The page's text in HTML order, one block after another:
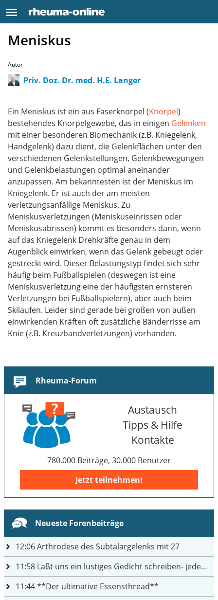
Meniskus
Autor
Priv. Doz. Dr. med. H.E. Langer
Ein Meniskus ist ein aus Faserknorpel (Knorpel)
bestehendes Knorpelgewebe, das in einigen Gelenken
mit einer besonderen Biomechanik (z.B. Kniegelenk,
Handgelenk) dazu dient, die Gelenkflächen unter den
verschiedenen Gelenkstellungen, Gelenkbewegungen
und Gelenkbelastungen optimal aneinander
anzupassen. Am bekanntesten ist der Meniskus im
Kniegelenk. Er ist auch der am meisten
verletzungsanfällige Meniskus. Zu
Meniskusverletzungen (Meniskuseinrissen oder
Meniskusabrissen) kommt es besonders dann, wenn
auf das Kniegelenk Drehkräfte genau in dem
Augenblick einwirken, wenn das Gelenk gebeugt oder
gestreckt wird. Dieser Belastungstyp findet sich sehr
häufig beim Fußballspielen (deswegen ist eine
Meniskusverletzung eine der häufigsten ernsteren
Verletzungen bei Fußballspielern), aber auch beim
Skilaufen. Leider sind gerade bei großen von außen
einwirkenden Kräften oft zusätzliche Bänderrisse am
Knie (z.B. Kreuzbandverletzungen) vorhanden.
Rheuma-Forum
Austausch
Tipps & Hilfe
Kontakte
780.000 Beiträge, 30.000 Benutzer
Jetzt teilnehmen!
Neueste Forenbeiträge
12:06Arthrodese des Subtalargelenks mit 27
11:58 Laßt uns ein lustiges Gedicht schreiben- jeder einen Satz
11:44**Der ultimative Essensthread**